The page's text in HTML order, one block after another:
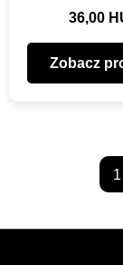
36,00
Zobacz
1